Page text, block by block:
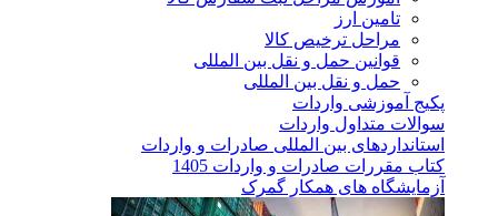
تامین ارز
مراحل ترخیص کالا
قوانین حمل و نقل بین المللی
حمل و نقل بین المللی
پکیج آموزشی واردات
سوالات متداول واردات
استانداردهای بین المللی صادرات و واردات
کتاب مقررات صادرات و واردات 1405
آزمایشگاه های همکار گمرک